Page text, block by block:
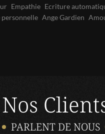
Empathie Ecriture
personnelle Ange Gardien
Nos
PARLENT DE NOUS